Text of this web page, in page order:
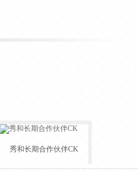
秀和长期合作伙伴CK